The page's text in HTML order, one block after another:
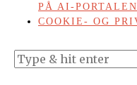
PÅ AI-
COOKIE- OG